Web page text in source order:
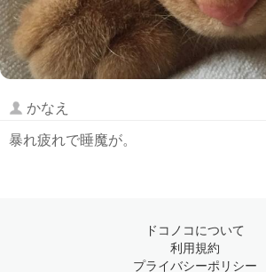
かなえ
暴れ疲れで睡魔が。
ドコノコについて
利用規約
プライバシーポリシー